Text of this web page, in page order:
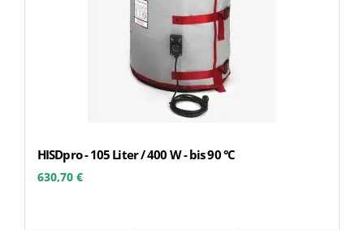
HISDpro - 105 Liter / 400 W - bis 90 °C
630,70 €